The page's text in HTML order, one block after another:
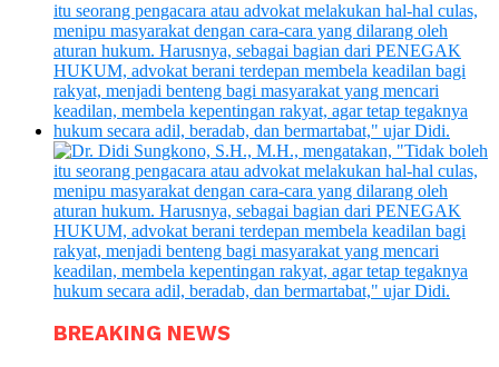
BREAKING NEWS